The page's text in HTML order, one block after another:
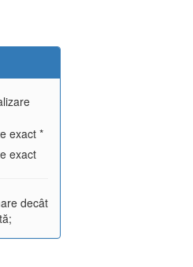
exact *
exact
decât